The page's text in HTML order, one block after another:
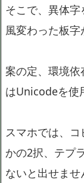
そこで、異体
風変わった板字
案の定、環境
はUnicodeを使
スマホでは、
かの2択、テプ
ないと出せませ